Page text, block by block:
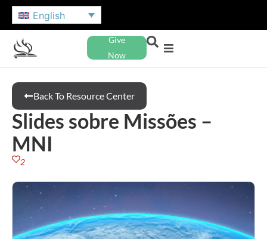
English
Give
Now
Back To Resource Center
Slides sobre Missões –
MNI
2